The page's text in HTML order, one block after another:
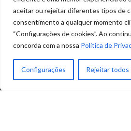
aceitar ou rejeitar diferentes tipos de
consentimento a qualquer momento
“Configurações de cookies”. Ao
concorda com a nossa Política de
Configurações Rejeitar todos
Ouvidoria
(82) 2123 0864
ouvidoria@crea-al.org.br
Fale Conosco